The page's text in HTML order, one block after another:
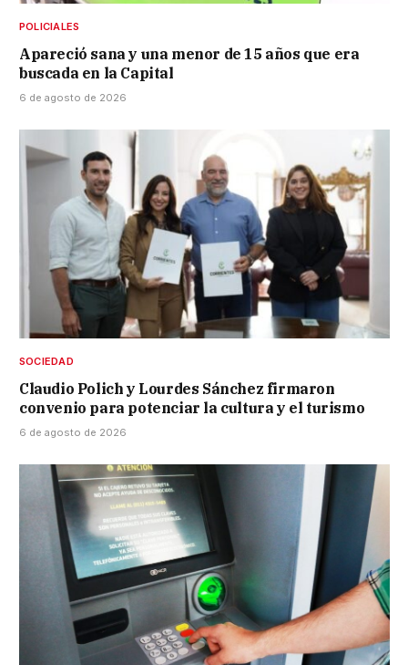
POLICIALES
Apareció sana y una menor de 15 años que era
buscada en la Capital
6 de agosto de 2026
SOCIEDAD
Claudio Polich y Lourdes Sánchez firmaron
convenio para potenciar la cultura y el turismo
6 de agosto de 2026